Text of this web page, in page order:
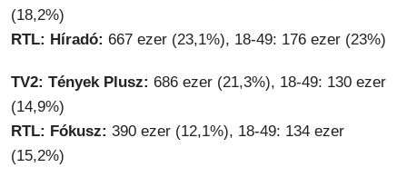
(18,2%)
RTL: Híradó: 667 ezer (23,1%), 18-49: 176 ezer (23%)
TV2: Tények Plusz: 686 ezer (21,3%), 18-49: 130 ezer
(14,9%)
RTL: Fókusz: 390 ezer (12,1%), 18-49: 134 ezer
(15,2%)